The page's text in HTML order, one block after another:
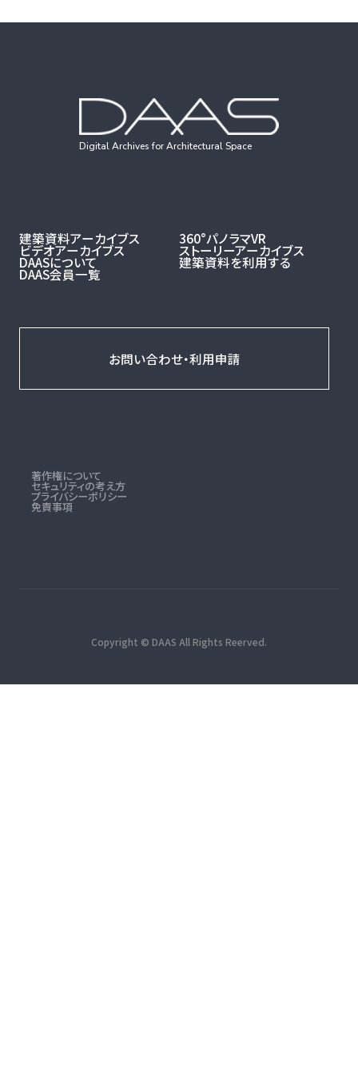
Digital Archives for Architectural Space
建築資料アーカイブス 360°パノラマVR
ビデオアーカイブス ストーリーアーカイブス
DAASについて 建築資料を利用する
DAAS会員一覧
お問い合わせ・利用申請
著作権について
セキュリティの考え方
プライバシーポリシー
免責事項
Copyright © DAAS All Rights Reerved.